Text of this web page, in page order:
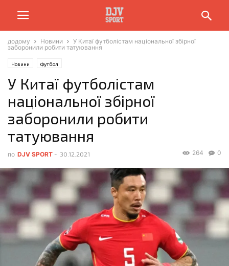
додому Новини
У Китаї футболістам національної збірної
заборонили робити татуювання
Новини Футбол
У Китаї футболістам
національної збірної
заборонили робити
татуювання
по DJV SPORT - 30.12.2021 0
264